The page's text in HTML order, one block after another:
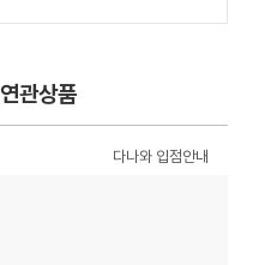
연관상품
다나와 입점안내